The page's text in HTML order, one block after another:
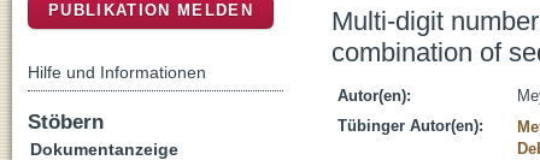
Multi-digit
combination of
Autor(en):
Tübinger Autor(en):
PUBLIKATION MELDEN
Hilfe und Informationen
Stöbern
Dokumentanzeige